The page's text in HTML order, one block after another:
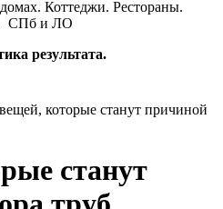
Коттеджи. Рестораны.
СПб и ЛО
результата.
которые станут причиной
станут